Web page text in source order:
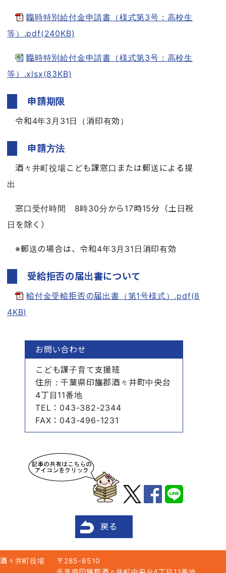
臨時特別給付金申請書（様式第3号：高校生
等）.pdf(240KB)
臨時特別給付金申請書（様式第3号：高校生
等）.xlsx(83KB)
申請期限
令和4年3月31日（消印有効）
申請方法
酒々井町役場こども課窓口または郵送による提
出
窓口受付時間 8時30分から17時15分（土日祝
日を除く）
※郵送の場合は、令和4年3月31日消印有効
受給拒否の届出書について
給付金受給拒否の届出書（第1号様式）.pdf(8
4KB)
お問い合わせ
こども課子育て支援班
住所 ：千葉県印旛郡酒々井町中央台
4丁目11番地
TEL ：043-382-2344
FAX ：043-496-1231
戻る
酒々井町役場
〒285-8510